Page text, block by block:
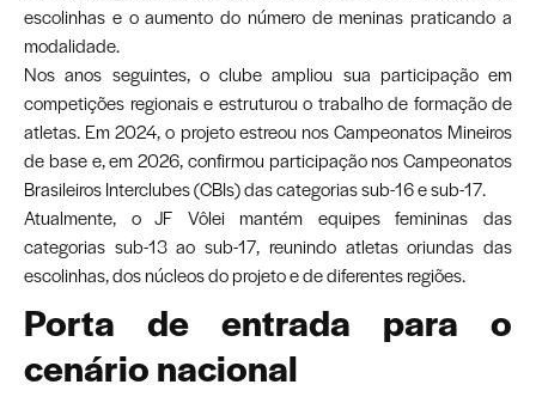
escolinhas e o aumento do número de meninas praticando a
modalidade.
Nos anos seguintes, o clube ampliou sua participação em
competições regionais e estruturou o trabalho de formação de
atletas. Em 2024, o projeto estreou nos Campeonatos Mineiros
de base e, em 2026, confirmou participação nos Campeonatos
Brasileiros Interclubes (CBIs) das categorias sub-16 e sub-17.
Atualmente, o JF Vôlei mantém equipes femininas das
categorias sub-13 ao sub-17, reunindo atletas oriundas das
escolinhas, dos núcleos do projeto e de diferentes regiões.
Porta de entrada para o
cenário nacional